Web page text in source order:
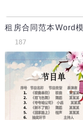
租房合同范本Word
187